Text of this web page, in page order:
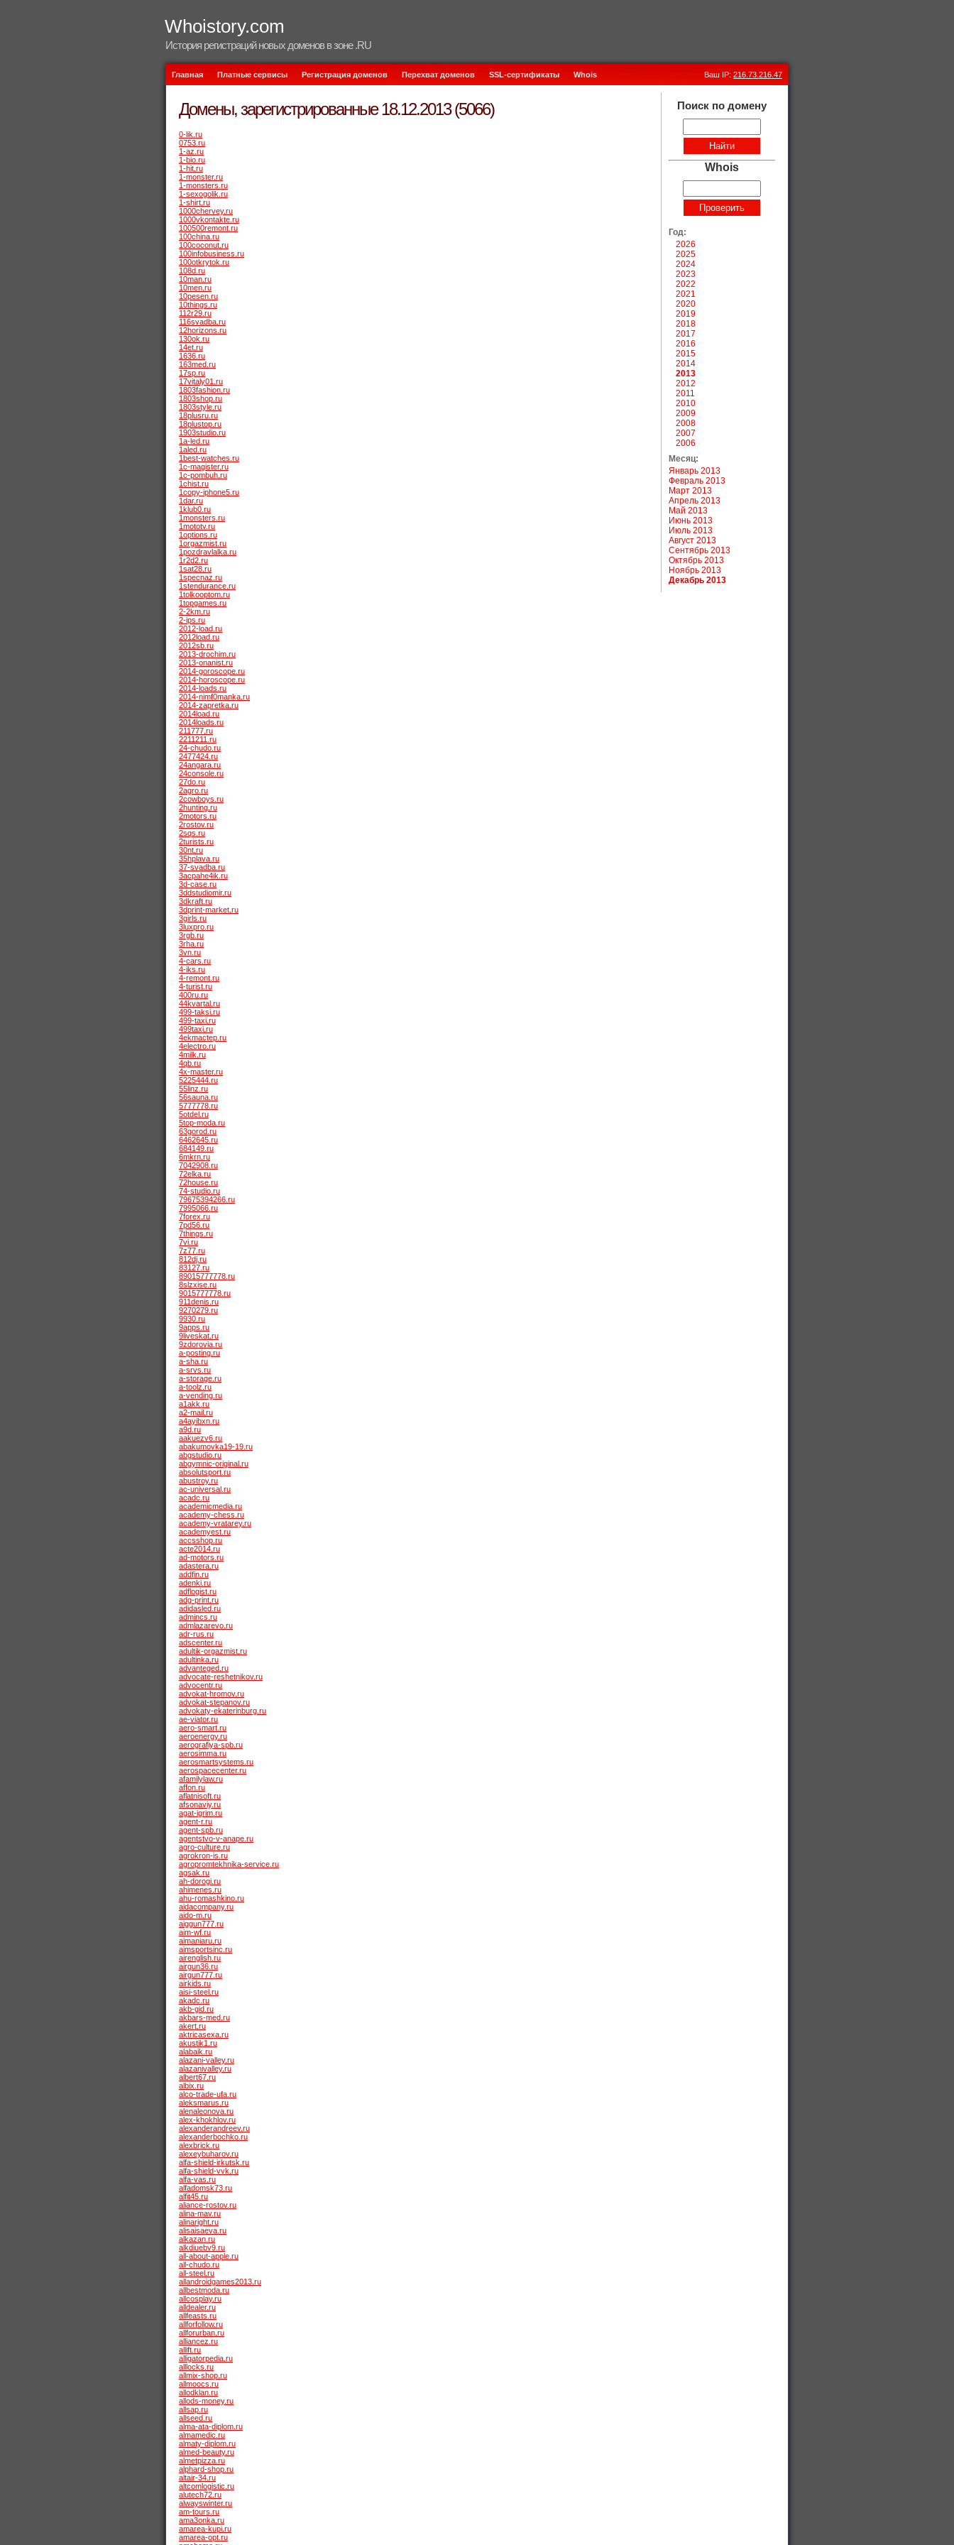
Whoistory.com
История регистраций новых доменов в зоне .RU
Главная Платные сервисы Регистрация доменов Перехват доменов SSL-сертификаты Whois Ваш IP: 216.73.216.47
Домены, зарегистрированные 18.12.2013 (5066)
0-lik.ru
0753.ru
1-az.ru
1-bio.ru
1-hit.ru
1-monster.ru
1-monsters.ru
1-sexogolik.ru
1-shirt.ru
1000chervey.ru
1000vkontakte.ru
100500remont.ru
100china.ru
100coconut.ru
100infobusiness.ru
100otkrytok.ru
108d.ru
10man.ru
10men.ru
10pesen.ru
10things.ru
112r29.ru
116svadba.ru
12horizons.ru
130ok.ru
14et.ru
1636.ru
163med.ru
17sp.ru
17vitaly01.ru
1803fashion.ru
1803shop.ru
1803style.ru
18plusru.ru
18plustop.ru
1903studio.ru
1a-led.ru
1aled.ru
1best-watches.ru
1c-magister.ru
1c-pombuh.ru
1chist.ru
1copy-iphone5.ru
1dar.ru
1klub0.ru
1monsters.ru
1mototv.ru
1options.ru
1orgazmist.ru
1pozdravlalka.ru
1r2d2.ru
1sat28.ru
1specnaz.ru
1stendurance.ru
1tolkooptom.ru
1topgames.ru
2-2km.ru
2-ips.ru
2012-load.ru
2012load.ru
2012sb.ru
2013-drochim.ru
2013-onanist.ru
2014-goroscope.ru
2014-horoscope.ru
2014-loads.ru
2014-nimf0manka.ru
2014-zapretka.ru
2014load.ru
2014loads.ru
211777.ru
2211211.ru
24-chudo.ru
2477424.ru
24angara.ru
24console.ru
27do.ru
2agro.ru
2cowboys.ru
2hunting.ru
2motors.ru
2rostov.ru
2sqs.ru
2turists.ru
30nt.ru
35hplava.ru
37-svadba.ru
3acpahe4ik.ru
3d-case.ru
3ddstudiomir.ru
3dkraft.ru
3dprint-market.ru
3girls.ru
3luxpro.ru
3rgb.ru
3rha.ru
3vn.ru
4-cars.ru
4-iks.ru
4-remont.ru
4-turist.ru
400ru.ru
44kvartal.ru
499-taksi.ru
499-taxi.ru
499taxi.ru
4ekmactep.ru
4electro.ru
4milk.ru
4qb.ru
4x-master.ru
5225444.ru
55linz.ru
56sauna.ru
5777778.ru
5otdel.ru
5top-moda.ru
63gorod.ru
6462645.ru
684149.ru
6mkrn.ru
7042908.ru
72elka.ru
72house.ru
74-studio.ru
79675394266.ru
7995066.ru
7forex.ru
7pd56.ru
7things.ru
7vi.ru
7z77.ru
812dj.ru
83127.ru
89015777778.ru
8slzxise.ru
9015777778.ru
911denis.ru
9270279.ru
9930.ru
9apps.ru
9liveskat.ru
9zdorovia.ru
a-posting.ru
a-sha.ru
a-srvs.ru
a-storage.ru
a-toolz.ru
a-vending.ru
a1akk.ru
a2-mail.ru
a4ayibxn.ru
a9d.ru
aakuezv6.ru
abakumovka19-19.ru
abgstudio.ru
abgymnic-original.ru
absolutsport.ru
abustroy.ru
ac-universal.ru
acadc.ru
academicmedia.ru
academy-chess.ru
academy-vratarey.ru
academyest.ru
accsshop.ru
acte2014.ru
ad-motors.ru
adastera.ru
addfin.ru
adenki.ru
adflogist.ru
adg-print.ru
adidasled.ru
admincs.ru
admlazarevo.ru
adr-rus.ru
adscenter.ru
adultik-orgazmist.ru
adultinka.ru
advanteged.ru
advocate-reshetnikov.ru
advocentr.ru
advokat-hromov.ru
advokat-stepanov.ru
advokaty-ekaterinburg.ru
ae-viator.ru
aero-smart.ru
aeroenergy.ru
aerografiya-spb.ru
aerosimma.ru
aerosmartsystems.ru
aerospacecenter.ru
afamilylaw.ru
affon.ru
aflatnisoft.ru
afsonaviy.ru
agat-igrim.ru
agent-r.ru
agent-spb.ru
agentstvo-v-anape.ru
agro-culture.ru
agrokron-is.ru
agropromtekhnika-service.ru
agsak.ru
ah-dorogi.ru
ahimenes.ru
ahu-romashkino.ru
aidacompany.ru
aido-m.ru
aiggun777.ru
aim-wf.ru
aimaniaru.ru
aimsportsinc.ru
airenglish.ru
airgun36.ru
airgun777.ru
airkids.ru
aisi-steel.ru
akadc.ru
akb-gid.ru
akbars-med.ru
akert.ru
aktricasexa.ru
akustik1.ru
alabaik.ru
alazani-valley.ru
alazanivalley.ru
albert67.ru
albix.ru
alco-trade-ufa.ru
aleksmarus.ru
alenaleonova.ru
alex-khokhlov.ru
alexanderandreev.ru
alexanderbochko.ru
alexbrick.ru
alexeybuharov.ru
alfa-shield-irkutsk.ru
alfa-shield-vvk.ru
alfa-vas.ru
alfadomsk73.ru
alfit45.ru
aliance-rostov.ru
alina-mav.ru
alinaright.ru
alisaisaeva.ru
alkazan.ru
alkdiuebv9.ru
all-about-apple.ru
all-chudo.ru
all-steel.ru
allandroidgames2013.ru
allbestmoda.ru
allcosplay.ru
alldealer.ru
allfeasts.ru
allforfollow.ru
allforurban.ru
alliancez.ru
allift.ru
alligatorpedia.ru
alllocks.ru
allmix-shop.ru
allmoocs.ru
allodklan.ru
allods-money.ru
allsap.ru
allseed.ru
alma-ata-diplom.ru
almamedic.ru
almaty-diplom.ru
almed-beauty.ru
almetpizza.ru
alphard-shop.ru
altair-34.ru
altcomlogistic.ru
alutech72.ru
alwayswinter.ru
am-tours.ru
ama3onka.ru
amarea-kupi.ru
amarea-opt.ru
Поиск по домену
Whois
Год:
2026
2025
2024
2023
2022
2021
2020
2019
2018
2017
2016
2015
2014
2013
2012
2011
2010
2009
2008
2007
2006
Месяц:
Январь 2013
Февраль 2013
Март 2013
Апрель 2013
Май 2013
Июнь 2013
Июль 2013
Август 2013
Сентябрь 2013
Октябрь 2013
Ноябрь 2013
Декабрь 2013